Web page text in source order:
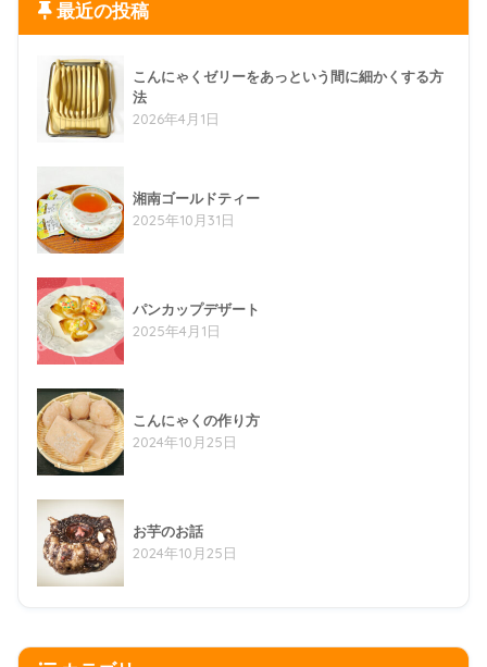
最近の投稿
こんにゃくゼリーをあっという間に細かくする方
法
2026年4月1日
湘南ゴールドティー
2025年10月31日
パンカップデザート
2025年4月1日
こんにゃくの作り方
2024年10月25日
お芋のお話
2024年10月25日